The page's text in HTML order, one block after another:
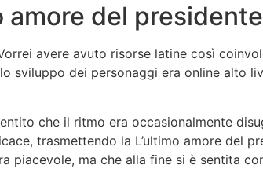
amore del presidente
avere avuto risorse latine così
sviluppo dei personaggi era online alto
che il ritmo era occasionalmente
trasmettendo la L’ultimo amore del
piacevole, ma che alla fine si è sentita